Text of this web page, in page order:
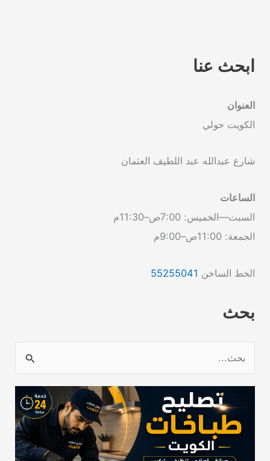
ابحث عنا
العنوان
الكويت حولي
شارع عبدالله عبد اللطيف العثمان
الساعات
السبت—الخميس: 7:00ص–11:30م
الجمعة: 11:00ص–9:00م
الخط الساخن 55255041
بحث